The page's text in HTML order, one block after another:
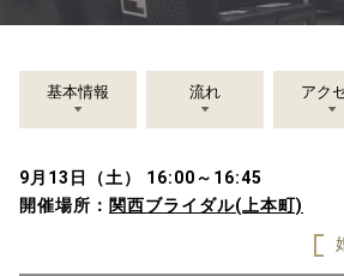
基本情報 流れ アク
9月13日（土） 16:00～16:45
開催場所： 関西ブライダル(上本町)